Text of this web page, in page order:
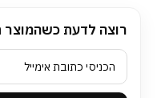
רוצה לדעת כשהמוצר